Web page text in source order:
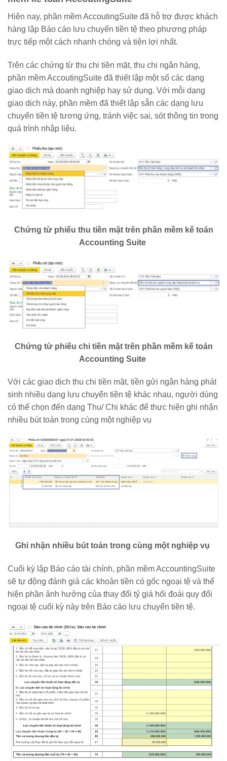
Hiện nay, phần mềm AccoutingSuite đã hỗ trợ được khách
hàng lập Báo cáo lưu chuyển tiền tệ theo phương pháp
trực tiếp một cách nhanh chóng và tiện lợi nhất.
Trên các chứng từ thu chi tiền mặt, thu chi ngân hàng,
phần mềm AccoutingSuite đã thiết lập một số các dạng
giao dịch mà doanh nghiệp hay sử dụng. Với mỗi dạng
giao dịch này, phần mềm đã thiết lập sẵn các dạng lưu
chuyển tiền tệ tương ứng, tránh việc sai, sót thông tin trong
quá trình nhập liệu.
Chứng từ phiếu thu tiền mặt trên phần mềm kế toán
Accounting Suite
Chứng từ phiếu chi tiền mặt trên phần mềm kế toán
Accounting Suite
Với các giao dịch thu chi tiền mặt, tiền gửi ngân hàng phát
sinh nhiều dạng lưu chuyển tiền tệ khác nhau, người dùng
có thể chọn đến dạng Thu/ Chi khác để thực hiện ghi nhận
nhiều bút toán trong cùng một nghiệp vụ
Ghi nhận nhiều bút toán trong cùng một nghiệp vụ
Cuối kỳ lập Báo cáo tài chính, phần mềm AccountingSuite
sẽ tự động đánh giá các khoản tiền có gốc ngoại tệ và thể
hiện phần ảnh hưởng của thay đổi tỷ giá hối đoái quy đổi
ngoại tệ cuối kỳ này trên Báo cáo lưu chuyển tiền tệ.